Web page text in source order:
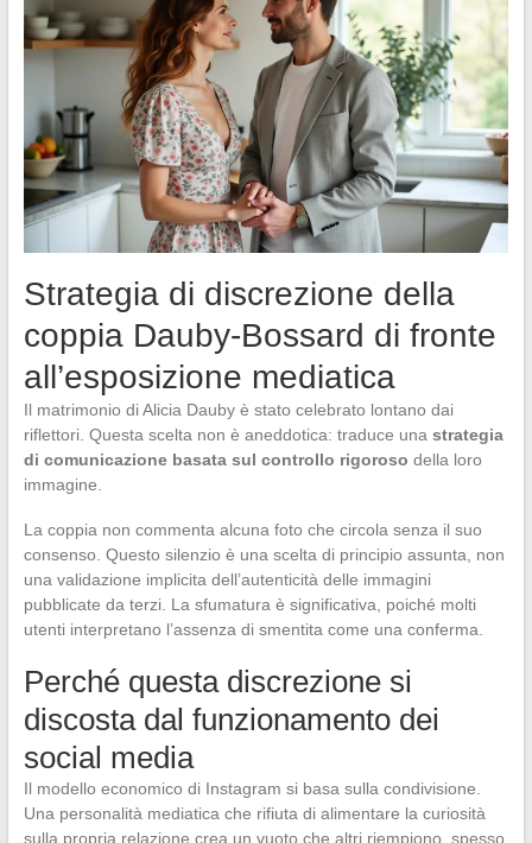
Strategia di discrezione della
coppia Dauby-Bossard di fronte
all’esposizione mediatica
Il matrimonio di Alicia Dauby è stato celebrato lontano dai
riflettori. Questa scelta non è aneddotica: traduce una strategia
di comunicazione basata sul controllo rigoroso della loro
immagine.
La coppia non commenta alcuna foto che circola senza il suo
consenso. Questo silenzio è una scelta di principio assunta, non
una validazione implicita dell’autenticità delle immagini
pubblicate da terzi. La sfumatura è significativa, poiché molti
utenti interpretano l’assenza di smentita come una conferma.
Perché questa discrezione si
discosta dal funzionamento dei
social media
Il modello economico di Instagram si basa sulla condivisione.
Una personalità mediatica che rifiuta di alimentare la curiosità
sulla propria relazione crea un vuoto che altri riempiono, spesso